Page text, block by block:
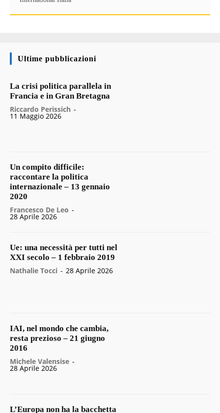
Ultime pubblicazioni
La crisi politica parallela in
Francia e in Gran Bretagna
Riccardo Perissich -
11 Maggio 2026
Un compito difficile:
raccontare la politica
internazionale – 13 gennaio
2020
Francesco De Leo -
28 Aprile 2026
Ue: una necessità per tutti nel
XXI secolo – 1 febbraio 2019
Nathalie Tocci - 28 Aprile 2026
IAI, nel mondo che cambia,
resta prezioso – 21 giugno
2016
Michele Valensise -
28 Aprile 2026
L’Europa non ha la bacchetta